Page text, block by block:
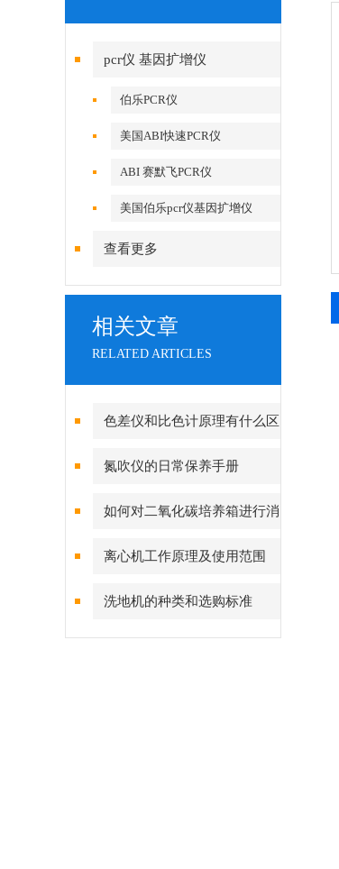
pcr仪 基因扩增仪
伯乐PCR仪
美国ABI快速PCR仪
ABI 赛默飞PCR仪
美国伯乐pcr仪基因扩增仪
查看更多
相关文章
RELATED ARTICLES
色差仪和比色计原理有什么区
别？
氮吹仪的日常保养手册
如何对二氧化碳培养箱进行消
毒灭菌呢？
离心机工作原理及使用范围
洗地机的种类和选购标准